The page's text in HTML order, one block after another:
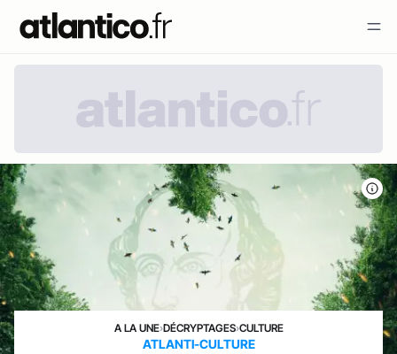
A LA UNE›DÉCRYPTAGES›CULTURE
ATLANTI-CULTURE